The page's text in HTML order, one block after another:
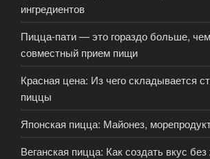
ингредиентов
Пицца-пати — это гораздо больше,
совместный прием пищи
Красная цена: Из чего складывается
пиццы
Японская пицца: Майонез,
Веганская пицца: Как создать вкус